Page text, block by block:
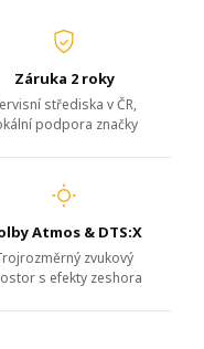
Záruka 2 roky
střediska v ČR,
podpora značky
Atmos & DTS:X
zvukový
s efekty zeshora